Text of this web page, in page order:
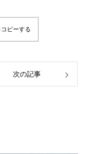
の相棒インコと寄り添
と一緒にデザインして
ピーする
次の記事